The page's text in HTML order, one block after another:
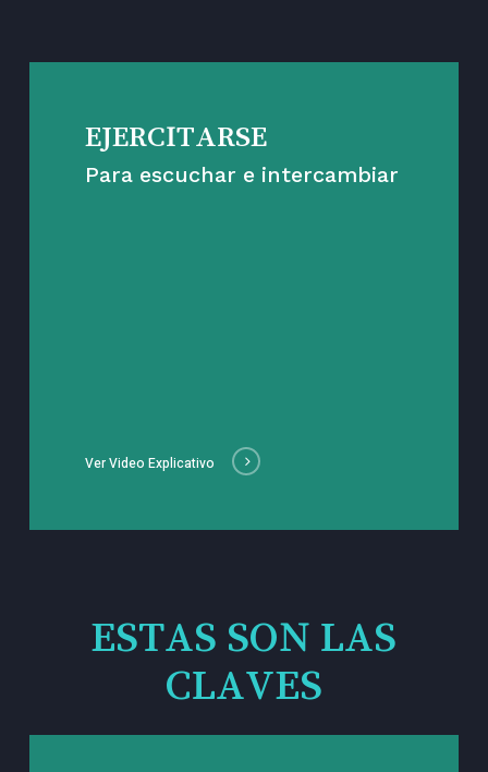
EJERCITARSE
Para escuchar e intercambiar
Ver Video Explicativo
ESTAS SON LAS
CLAVES